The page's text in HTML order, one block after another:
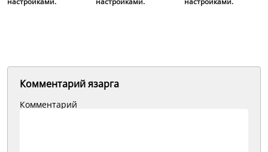
Комментарий язарга
Комментарий